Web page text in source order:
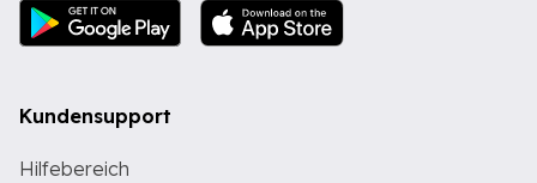
Kundensupport
Hilfebereich